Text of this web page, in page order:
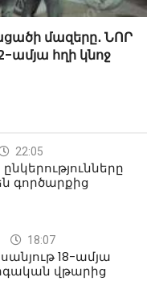
մազերը․ ՆՈՐ
ամյա հղի կնոջ
22:05
գործարքից
18:07
18-ամյա
վթարից